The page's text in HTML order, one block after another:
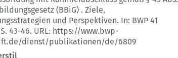
(BBiG) . Ziele,
und Perspektiven. In: BWP 41
43-46. URL: https://www.bwp-
dienst/publikationen/de/6809